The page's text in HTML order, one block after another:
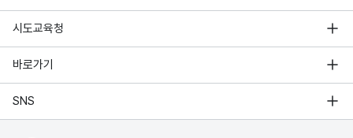
시도교육청
바로가기
SNS